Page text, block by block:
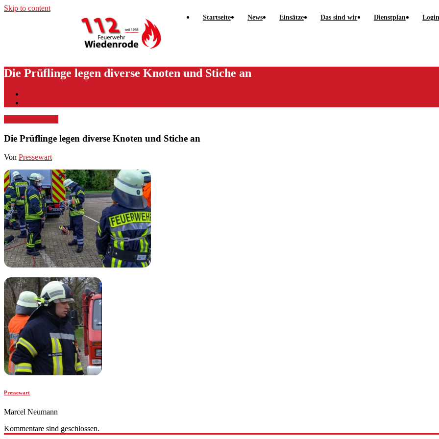
Skip to content
Startseite News Einsätze Das sind wir Dienstplan Login
Die Prüflinge legen diverse Knoten und Stiche an
Die Prüflinge legen diverse Knoten und Stiche an
Von Pressewart
Pressewart
Marcel Neumann
Kommentare sind geschlossen.